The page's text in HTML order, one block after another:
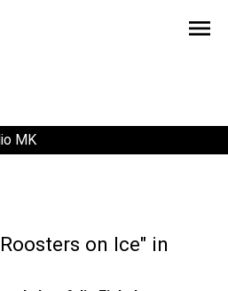
menu
MK
on Ice" in